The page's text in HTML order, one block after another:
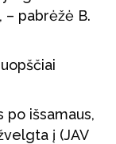
– pabrėžė B.
po išsamaus,
į (JAV